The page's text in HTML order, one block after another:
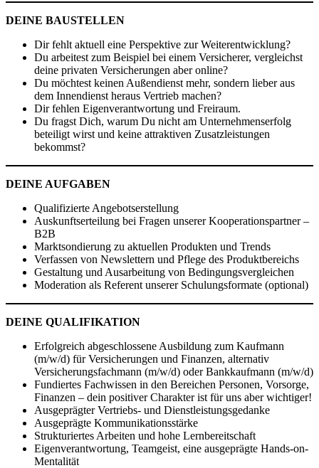
DEINE BAUSTELLEN
Dir fehlt aktuell eine Perspektive zur Weiterentwicklung?
Du arbeitest zum Beispiel bei einem Versicherer, vergleichst
deine privaten Versicherungen aber online?
Du möchtest keinen Außendienst mehr, sondern lieber aus
dem Innendienst heraus Vertrieb machen?
Dir fehlen Eigenverantwortung und Freiraum.
Du fragst Dich, warum Du nicht am Unternehmenserfolg
beteiligt wirst und keine attraktiven Zusatzleistungen
bekommst?
DEINE AUFGABEN
Qualifizierte Angebotserstellung
Auskunftserteilung bei Fragen unserer Kooperationspartner –
B2B
Marktsondierung zu aktuellen Produkten und Trends
Verfassen von Newslettern und Pflege des Produktbereichs
Gestaltung und Ausarbeitung von Bedingungsvergleichen
Moderation als Referent unserer Schulungsformate (optional)
DEINE QUALIFIKATION
Erfolgreich abgeschlossene Ausbildung zum Kaufmann
(m/w/d) für Versicherungen und Finanzen, alternativ
Versicherungsfachmann (m/w/d) oder Bankkaufmann (m/w/d)
Fundiertes Fachwissen in den Bereichen Personen, Vorsorge,
Finanzen – dein positiver Charakter ist für uns aber wichtiger!
Ausgeprägter Vertriebs- und Dienstleistungsgedanke
Ausgeprägte Kommunikationsstärke
Strukturiertes Arbeiten und hohe Lernbereitschaft
Eigenverantwortung, Teamgeist, eine ausgeprägte Hands-on-
Mentalität